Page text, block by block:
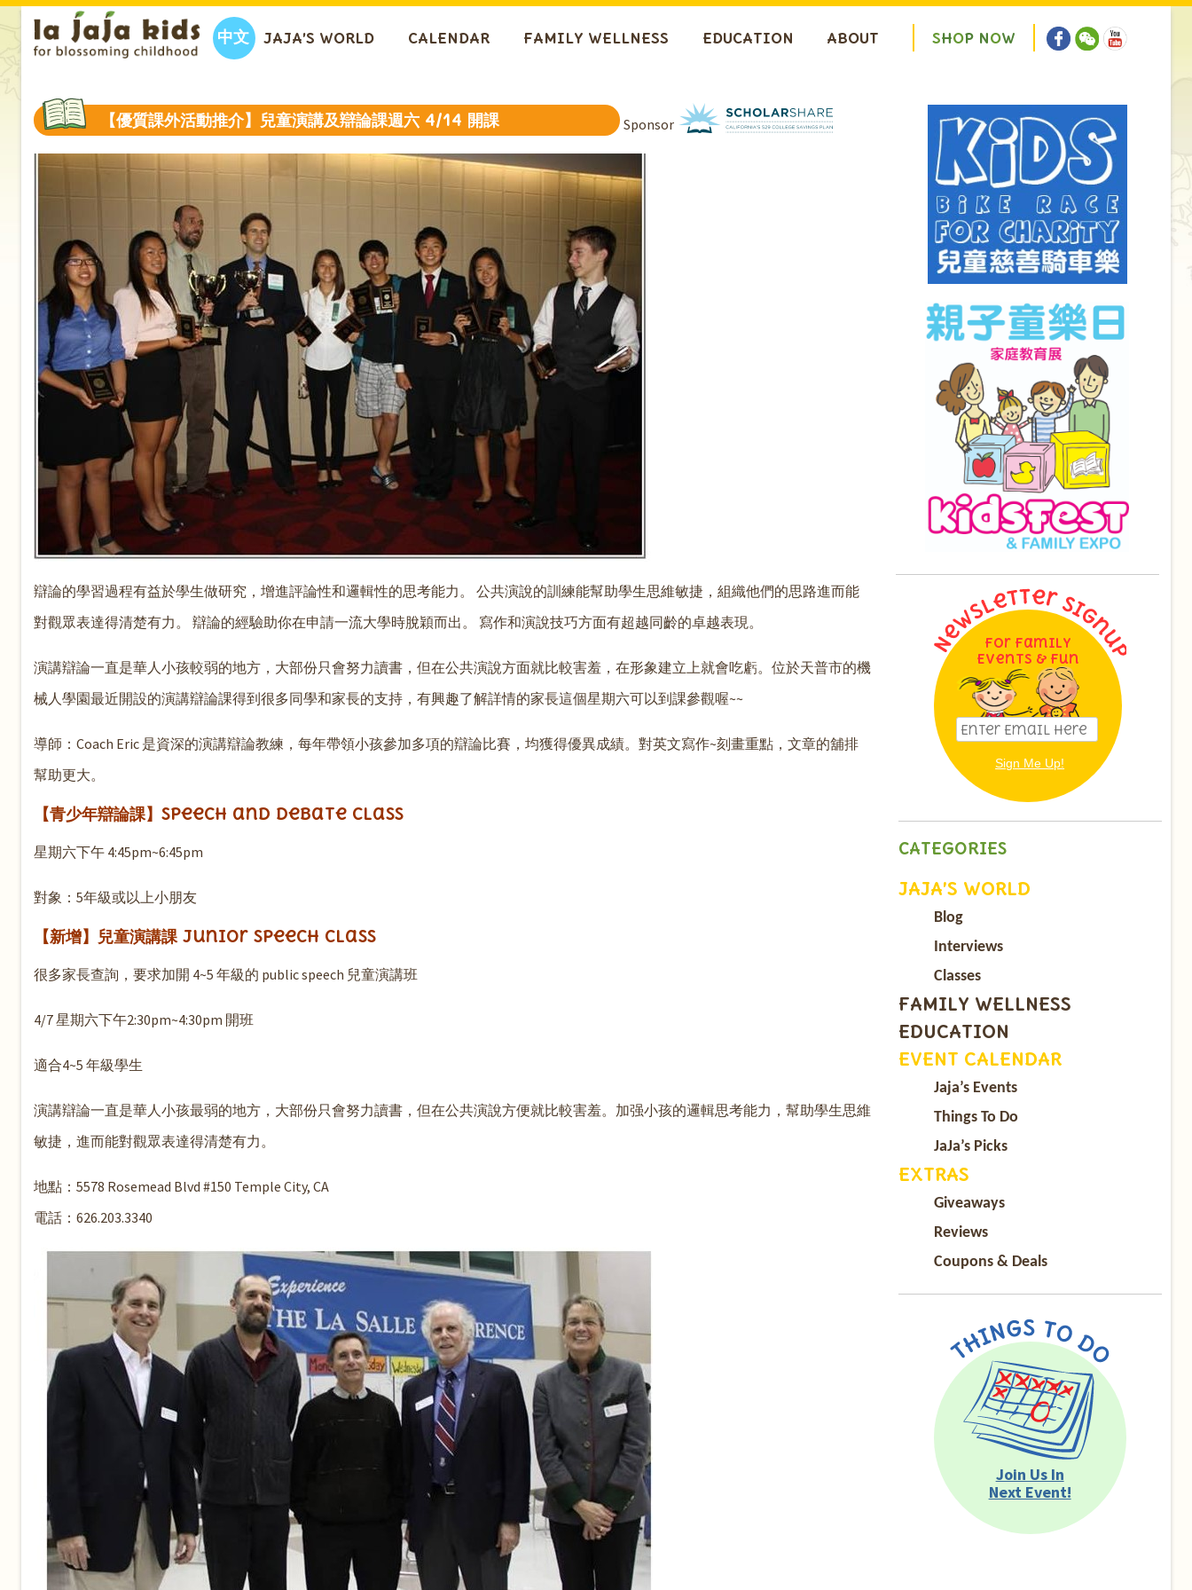
中文 JAJA’S WORLD CALENDAR FAMILY WELLNESS EDUCATION ABOUT SHOP NOW
【優質課外活動推介】兒童演講及辯論課週六 4/14 開課 Sponsor
辯論的學習過程有益於學生做研究，增進評論性和邏輯性的思考能力。 公共演說的訓練能幫助學生思維敏捷，組織他們的思路進而能
對觀眾表達得清楚有力。 辯論的經驗助你在申請一流大學時脫穎而出。 寫作和演說技巧方面有超越同齡的卓越表現。
演講辯論一直是華人小孩較弱的地方，大部份只會努力讀書，但在公共演說方面就比較害羞，在形象建立上就會吃虧。位於天普市的機
械人學園最近開設的演講辯論課得到很多同學和家長的支持，有興趣了解詳情的家長這個星期六可以到課參觀喔~~
導師：Coach Eric 是資深的演講辯論教練，每年帶領小孩參加多項的辯論比賽，均獲得優異成績。對英文寫作~刻畫重點，文章的舖排
幫助更大。
【青少年辯論課】Speech and Debate Class
星期六下午 4:45pm~6:45pm
對象：5年級或以上小朋友
【新增】兒童演講課 Junior Speech Class
很多家長查詢，要求加開 4~5 年級的 public speech 兒童演講班
4/7 星期六下午2:30pm~4:30pm 開班
適合4~5 年級學生
演講辯論一直是華人小孩最弱的地方，大部份只會努力讀書，但在公共演說方便就比較害羞。加强小孩的邏輯思考能力，幫助學生思維
敏捷，進而能對觀眾表達得清楚有力。
地點：5578 Rosemead Blvd #150 Temple City, CA
電話：626.203.3340
CATEGORIES
JAJA’S WORLD
Blog
Interviews
Classes
FAMILY WELLNESS
EDUCATION
EVENT CALENDAR
Jaja’s Events
Things To Do
JaJa’s Picks
EXTRAS
Giveaways
Reviews
Coupons & Deals
For Family
Events & Fun
Join Us In
Next Event!